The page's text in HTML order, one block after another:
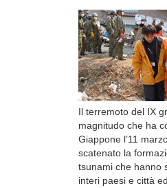
Il terremoto del IX
magnitudo che ha
Giappone l’11
scatenato la
tsunami che hanno
interi paesi e città